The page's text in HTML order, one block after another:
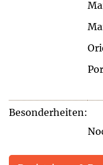
Besonderheiten: